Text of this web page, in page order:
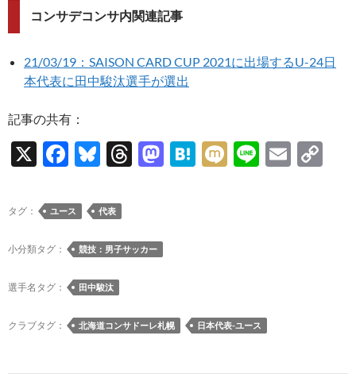
コンサデコンサ内関連記事
21/03/19：SAISON CARD CUP 2021に出場するU-24日
本代表に田中駿汰選手が選出
記事の共有：
X
F
e
b
o
o
k
Bl
es
k
y
T
ds
M H
M Li
E
タグ： ユース 代表
小分類タグ： 競技：男子サッカー
選手名タグ： 田中駿汰
クラブタグ： 北海道コンサドーレ札幌 日本代表-ユース